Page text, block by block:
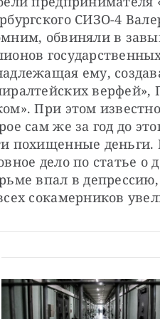
СИЗО-4
обвиняли в
ему,
При этом
сам же за год до
похищенные деньги.
дело по статье
впал в депрессию,
сокамерников